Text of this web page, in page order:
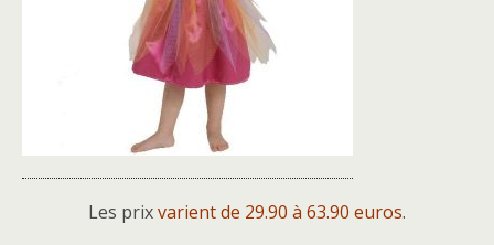
Les prixvarient de 29.90 à 63.90 euros.